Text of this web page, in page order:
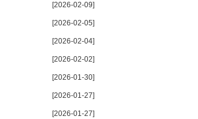
[2026-02-09]
[2026-02-05]
[2026-02-04]
[2026-02-02]
[2026-01-30]
[2026-01-27]
[2026-01-27]